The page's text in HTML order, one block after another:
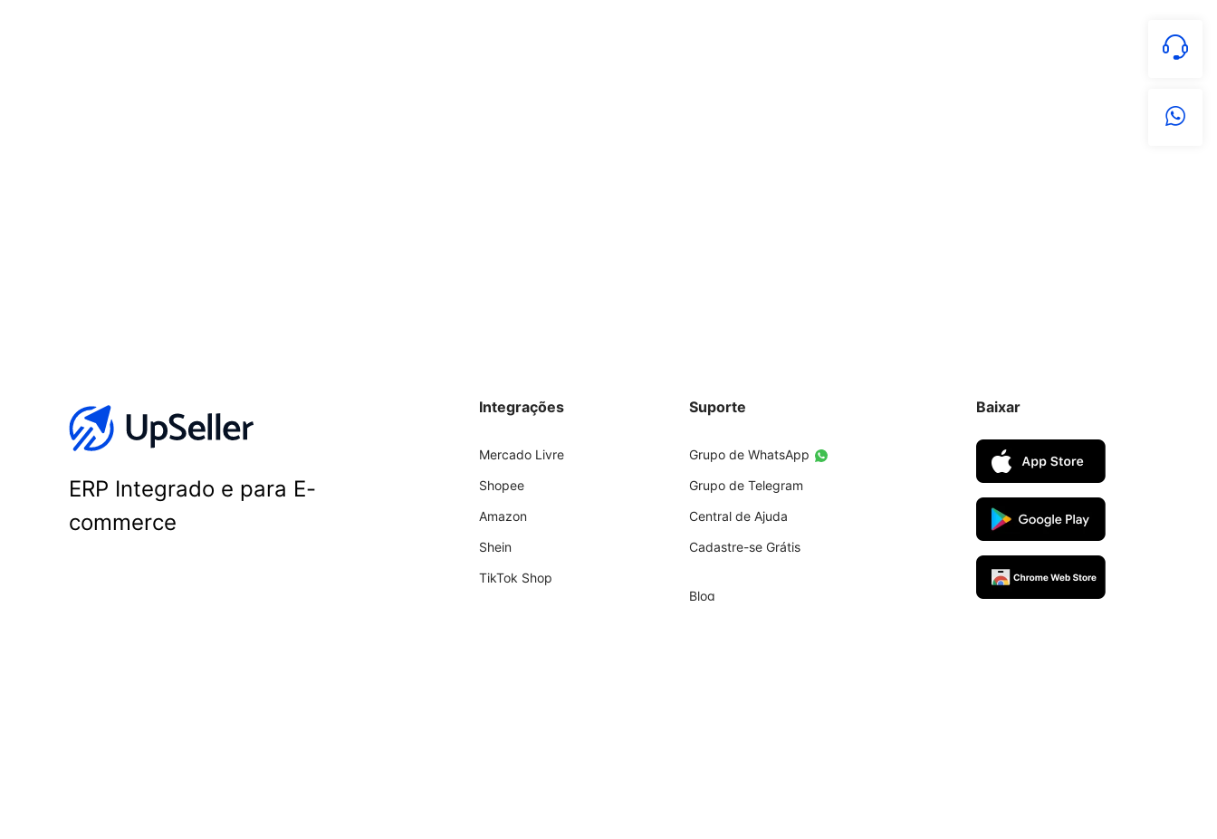
ERP Integrado e para E-
commerce
Integrações
Mercado Livre
Shopee
Amazon
Shein
TikTok Shop
Suporte
Grupo de WhatsApp
Grupo de Telegram
Central de Ajuda
Cadastre-se Grátis
Blog
Baixar